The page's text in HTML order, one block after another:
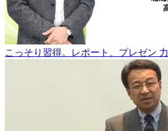
こっそり習得。レポート、プレゼン 力